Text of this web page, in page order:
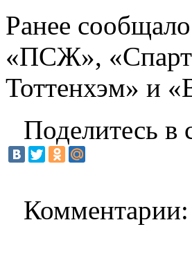
Ранее
«ПСЖ»,
Тоттенхэм» и
Поделитесь в
Комментарии: